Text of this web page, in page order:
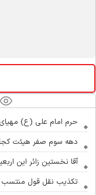
حرم امام علی (ع) مهیای
دهه سوم صفر هیئت کجا
آقا نخستین زائر این
تکذیب نقل قول منتسب